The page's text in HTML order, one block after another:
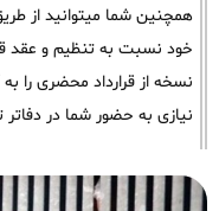
همچنین شما میتوانید از
خود نسبت به تنظیم و عقد
نسخه از قرارداد محضری را
نیازی به حضور شما در دفاتر